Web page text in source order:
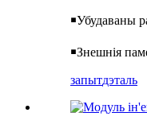
￭Убудаваны
￭Знешнія
запытдэталь